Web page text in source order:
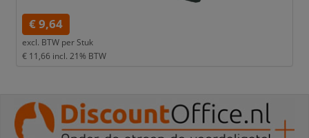
€ 9,64
excl. BTW per Stuk
€ 11,66 incl. 21% BTW